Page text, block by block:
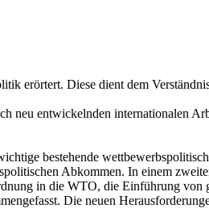
erörtert. Diese dient dem
neu entwickelnden internationalen
bestehende
Abkommen. In einem
in die WTO, die Einführung von
Die neuen